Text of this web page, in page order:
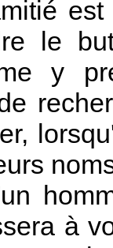
le
y
à